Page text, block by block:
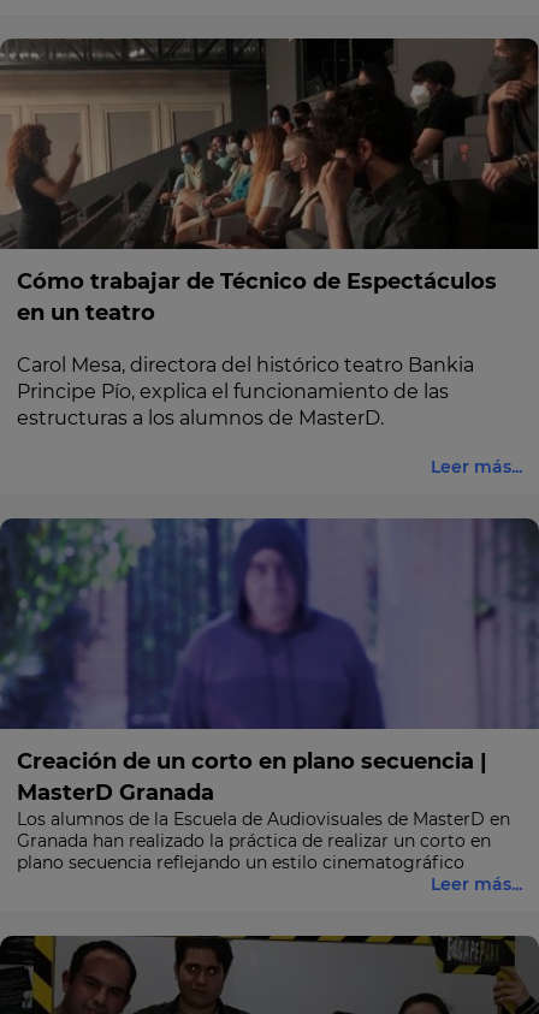
Cómo trabajar de Técnico de Espectáculos
en un teatro
Carol Mesa, directora del histórico teatro Bankia
Principe Pío, explica el funcionamiento de las
estructuras a los alumnos de MasterD.
Leer más...
Creación de un corto en plano secuencia |
MasterD Granada
Los alumnos de la Escuela de Audiovisuales de MasterD en
Granada han realizado la práctica de realizar un corto en
plano secuencia reflejando un estilo cinematográfico
Leer más...